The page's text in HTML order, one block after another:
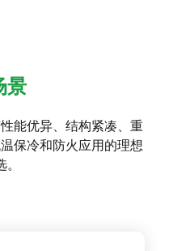
景
能优异、结构紧凑、重
保冷和防火应用的理想